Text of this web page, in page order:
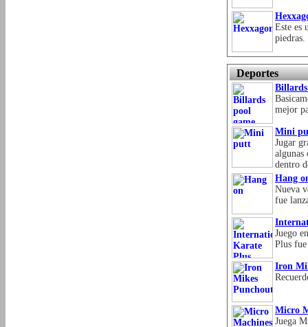
Este es
piedras.
Deportes
mejor
Mini
Jugar
algunas
dentro
Hang
Nueva
fue
Juego
Plus
Iron
Micro
Juega